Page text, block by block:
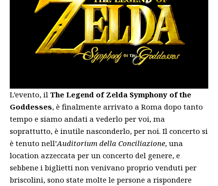
L’evento, il The Legend of Zelda Symphony of the
Goddesses, è finalmente arrivato a Roma dopo tanto
tempo e siamo andati a vederlo per voi, ma
soprattutto, è inutile nasconderlo, per noi. Il concerto si
è tenuto nell’Auditorium della Conciliazione, una
location azzeccata per un concerto del genere, e
sebbene i biglietti non venivano proprio venduti per
briscolini, sono state molte le persone a rispondere